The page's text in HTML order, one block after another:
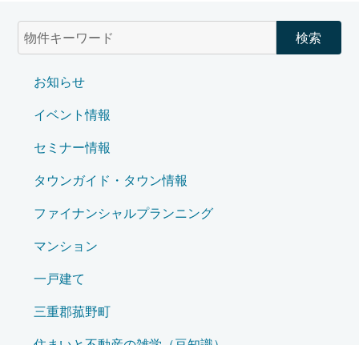
お知らせ
イベント情報
セミナー情報
タウンガイド・タウン情報
ファイナンシャルプランニング
マンション
一戸建て
三重郡菰野町